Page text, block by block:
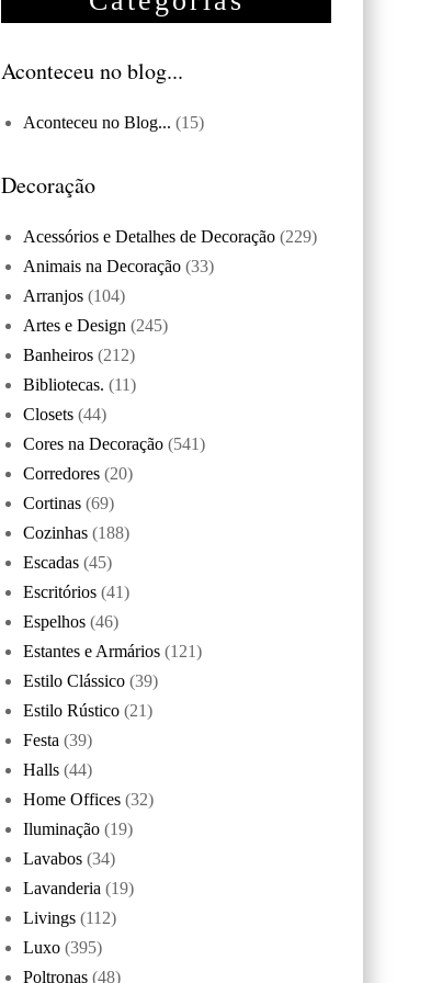
Aconteceu no blog...
Aconteceu no Blog... (15)
Decoração
Acessórios e Detalhes de Decoração (229)
Animais na Decoração (33)
Arranjos (104)
Artes e Design (245)
Banheiros (212)
Bibliotecas. (11)
Closets (44)
Cores na Decoração (541)
Corredores (20)
Cortinas (69)
Cozinhas (188)
Escadas (45)
Escritórios (41)
Espelhos (46)
Estantes e Armários (121)
Estilo Clássico (39)
Estilo Rústico (21)
Festa (39)
Halls (44)
Home Offices (32)
Iluminação (19)
Lavabos (34)
Lavanderia (19)
Livings (112)
Luxo (395)
Poltronas (48)